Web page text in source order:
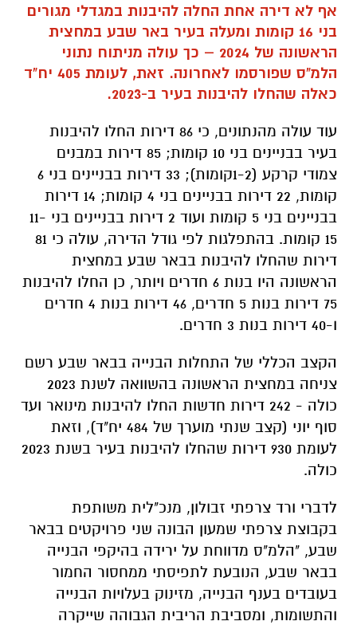
אף לא דירה אחת החלה להיבנות במגדלי מגורים
בני 16 קומות ומעלה בעיר באר שבע במחצית
הראשונה של 2024 – כך עולה מניתוח נתוני
הלמ"ס שפורסמו לאחרונה. זאת, לעומת 405 יח"ד
כאלה שהחלו להיבנות בעיר ב-2023.
עוד עולה מהנתונים, כי 86 דירות החלו להיבנות
בעיר בבניינים בני 10 קומות; 85 דירות במבנים
צמודי קרקע (1-2קומות); 33 דירות בבניינים בני 6
קומות, 22 דירות בבניינים בני 4 קומות; 14 דירות
בבניינים בני 5 קומות ועוד 2 דירות בבניינים בני 11-
15 קומות. בהתפלגות לפי גודל הדירה, עולה כי 81
דירות שהחלו להיבנות בבאר שבע במחצית
הראשונה היו בנות 6 חדרים ויותר, כן החלו להיבנות
75 דירות בנות 5 חדרים, 46 דירות בנות 4 חדרים
ו-40 דירות בנות 3 חדרים.
הקצב הכללי של התחלות הבנייה בבאר שבע רשם
צניחה במחצית הראשונה בהשוואה לשנת 2023
כולה - 242 דירות חדשות החלו להיבנות מינואר ועד
סוף יוני (קצב שנתי מוערך של 484 יח"ד), וזאת
לעומת 930 דירות שהחלו להיבנות בעיר בשנת 2023
כולה.
לדברי ורד צרפתי זבולון, מנכ"לית משותפת
בקבוצת צרפתי שמעון הבונה שני פרויקטים בבאר
שבע, "הלמ"ס מדווחת על ירידה בהיקפי הבנייה
בבאר שבע, הנובעת לתפיסתי ממחסור החמור
בעובדים בענף הבנייה, מזינוק בעלויות הבנייה
והתשומות, ומסביבת הריבית הגבוהה שייקרה